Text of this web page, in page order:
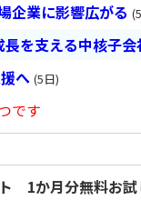
企業に影響広がる
長を支える中核子会
へ (5日)
です
1か月分無料お試